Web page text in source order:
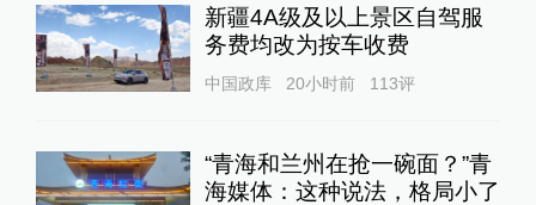
新疆4A级及以上景区自驾服
务费均改为按车收费
中国政库 20小时前 113评
“青海和兰州在抢一碗面？”青
海媒体：这种说法，格局小了